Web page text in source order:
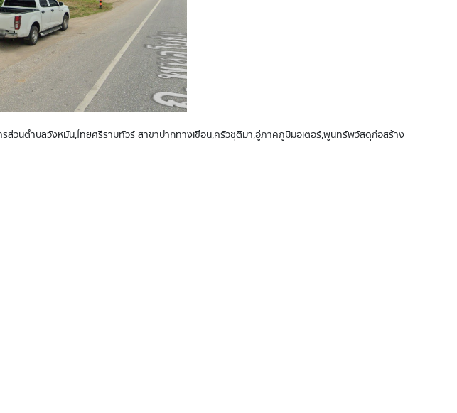
ส่วนตำบลวังหมัน,ไทยศรีรามทัวร์ สาขาปากทางเขื่อน,ครัวชุติมา,อู่ภาคภูมิมอเตอร์,พูนทรัพวัสดุก่อสร้าง